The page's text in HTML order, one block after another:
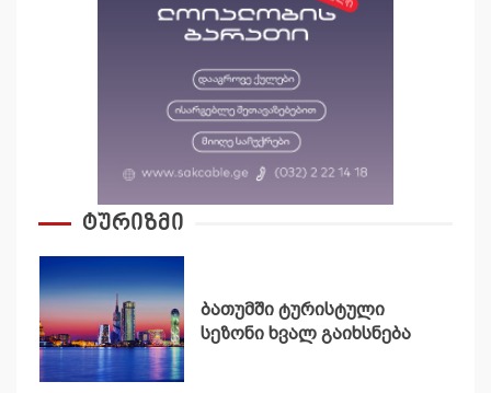
ტურიზმი
ბათუმში ტურისტული
სეზონი ხვალ გაიხსნება